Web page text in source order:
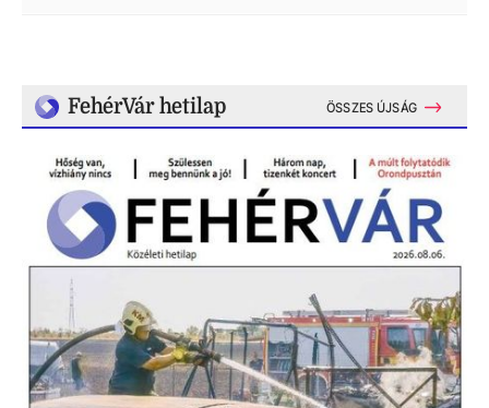
FehérVár hetilap ÖSSZES ÚJSÁG